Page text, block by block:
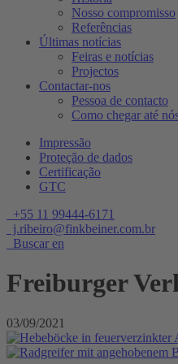
Nosso compromisso
Referências
Últimas notícias
Feiras e notícias
Projectos
Contactar-nos
Pessoa de contacto
Como chegar até
Impressão
Proteção de dados
Certificação
GTC
+55 11 99444-6171
j.ribeiro@finkbeiner.com.br
Buscar en
Freiburger
03/09/2021